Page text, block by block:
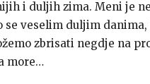
i duljih zima. Meni je
se veselim duljim
zbrisati negdje na
more…